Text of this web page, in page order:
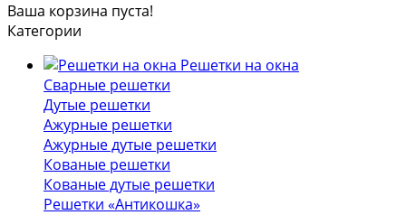
Ваша корзина пуста!
Категории
Решетки на окна
Сварные решетки
Дутые решетки
Ажурные решетки
Ажурные дутые решетки
Кованые решетки
Кованые дутые решетки
Решетки «Антикошка»